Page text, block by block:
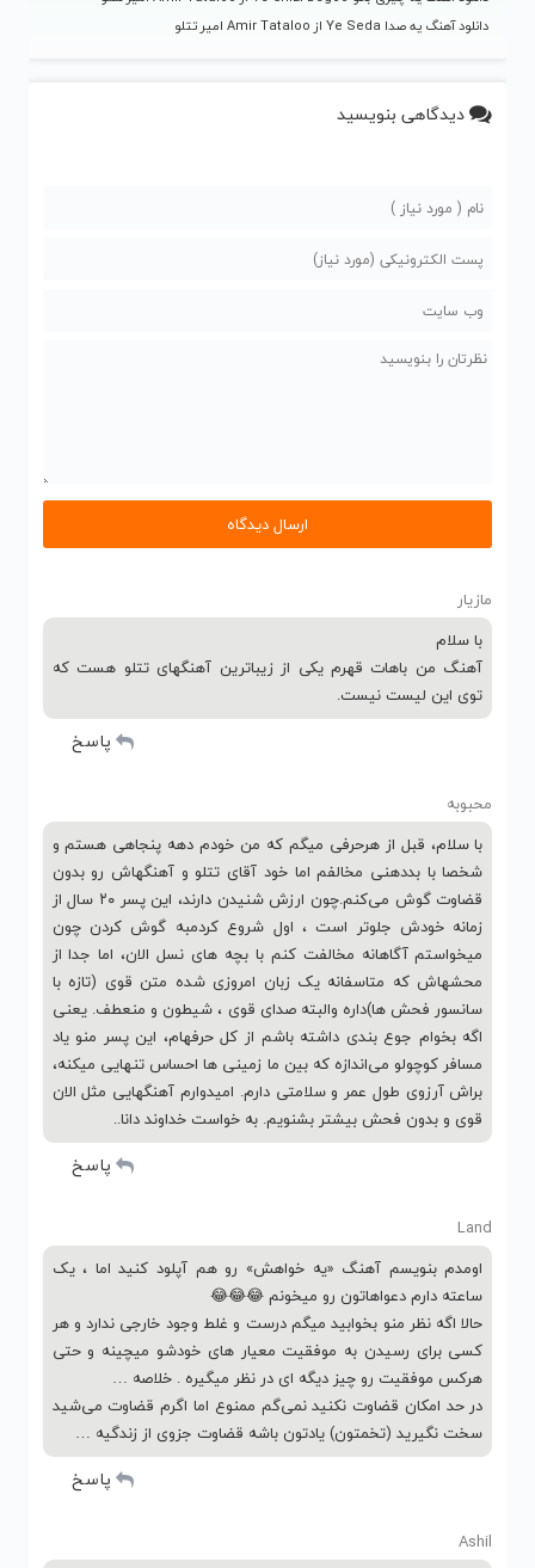
دانلود آهنگ یه صدا Ye Seda از Amir Tataloo امیر تتلو
دیدگاهی بنویسید
مازیار
با سلام
آهنگ من باهات قهرم یکی از زیباترین آهنگهای تتلو هست که
توی این لیست نیست.
پاسخ
محبوبه
با سلام، قبل از هرحرفی میگم که من خودم دهه پنجاهی هستم و
شخصا با بددهنی مخالفم اما خود آقای تتلو و آهنگهاش رو بدون
قضاوت گوش می‌کنم.چون ارزش شنیدن دارند، این پسر ۲۰ سال از
زمانه خودش جلوتر است ، اول شروع کردمبه گوش کردن چون
میخواستم آگاهانه مخالفت کنم با بچه های نسل الان، اما جدا از
محشهاش که متاسفانه یک زبان امروزی شده متن قوی (تازه با
سانسور فحش ها)داره والبته صدای قوی ، شیطون و منعطف. یعنی
اگه بخوام جوع بندی داشته باشم از کل حرفهام، این پسر منو یاد
مسافر کوچولو می‌اندازه که بین ما زمینی ها احساس تنهایی میکنه،
براش آرزوی طول عمر و سلامتی دارم. امیدوارم آهنگهایی مثل الان
قوی و بدون فحش بیشتر بشنویم. به خواست خداوند دانا..
پاسخ
Land
اومدم بنویسم آهنگ «یه خواهش» رو هم آپلود کنید اما ، یک
ساعته دارم دعواهاتون رو میخونم 😂😂😂
حالا اگه نظر منو بخوابید میگم درست و غلط وجود خارجی ندارد و هر
کسی برای رسیدن به موفقیت معیار های خودشو میچینه و حتی
هرکس موفقیت رو چیز دیگه ای در نظر میگیره . خلاصه …
در حد امکان قضاوت نکنید نمی‌گم ممنوع اما اگرم قضاوت می‌شید
سخت نگیرید (تخمتون) یادتون باشه قضاوت جزوی از زندگیه …
پاسخ
Ashil